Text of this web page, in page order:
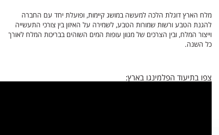
מלח הארץ דוגלת הלכה למעשה במושג קיימות, ופועלת יחד עם החברה
להגנת הטבע ורשות שמורות הטבע, לשמירה על האיזון בין צורכי התעשייה
וייצור המלח, ובין הצרכים של מגוון עופות המים השוהים בבריכות המלח לאורך
כל השנה.
צפו בתיעוד הפלמינגו בארץ: